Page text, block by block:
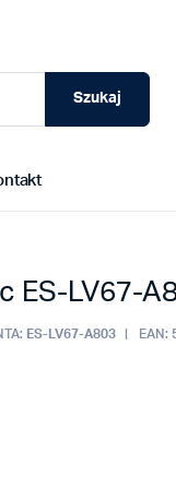
Szukaj
ES-LV67-
ES-LV67-A803 EAN: